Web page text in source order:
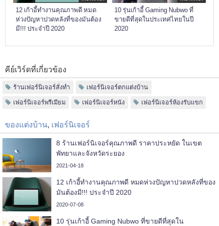
12 เก้าอี้ทำงานคุณภาพดี หมด
ห่วงปัญหาปวดหลังที่ของมันต้อง
มี!!! ประจำปี 2020
10 รุ่นเก้าอี้ Gaming Nubwo ที่
ขายดีที่สุดในประเทศไทยในปี
2020
คีย์เวิร์ดที่เกี่ยวข้อง
ร้านเฟอร์นิเจอร์สั่งทำ เฟอร์นิเจอร์ตกแต่งบ้าน
เฟอร์นิเจอร์พรีเมียม เฟอร์นิเจอร์หนัง เฟอร์นิเจอร์ห้องรับแขก
ของแต่งบ้าน, เฟอร์นิเจอร์
8 ร้านเฟอร์นิเจอร์คุณภาพดี ราคาประหยัด ในเขต
พัทยาและจังหวัดระยอง
2021-04-18
12 เก้าอี้ทำงานคุณภาพดี หมดห่วงปัญหาปวดหลังที่ของ
มันต้องมี!!! ประจำปี 2020
2020-07-08
10 รุ่นเก้าอี้ Gaming Nubwo ที่ขายดีที่สุดใน